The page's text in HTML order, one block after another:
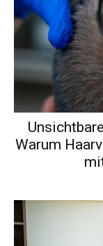
Warum